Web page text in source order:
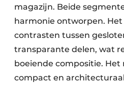
magazijn. Beide
harmonie ontworpen.
contrasten tussen
transparante delen, wat
boeiende compositie. Het
compact en